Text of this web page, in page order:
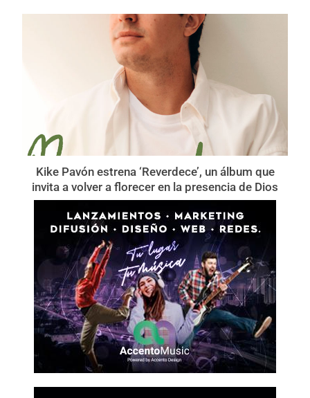
Kike Pavón estrena ‘Reverdece’, un álbum que
invita a volver a florecer en la presencia de Dios